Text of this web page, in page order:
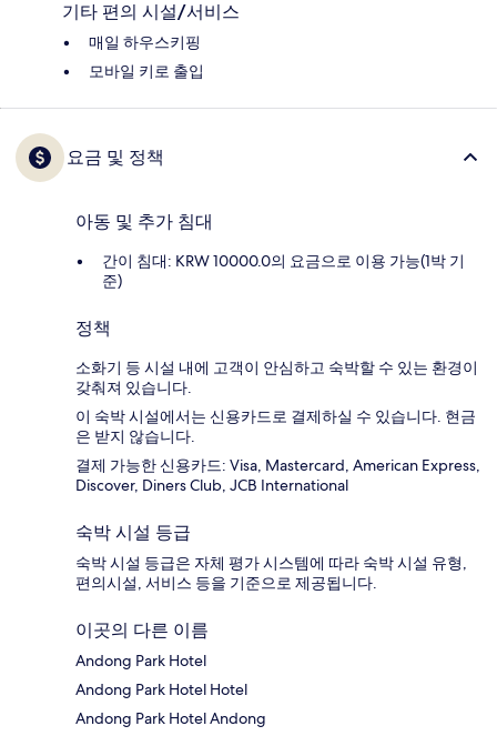
기타 편의 시설/서비스
매일 하우스키핑
모바일 키로 출입
요금 및 정책
아동 및 추가 침대
간이 침대: KRW 10000.0의 요금으로 이용 가능(1박 기
준)
정책
소화기 등 시설 내에 고객이 안심하고 숙박할 수 있는 환경이
갖춰져 있습니다.
이 숙박 시설에서는 신용카드로 결제하실 수 있습니다. 현금
은 받지 않습니다.
결제 가능한 신용카드: Visa, Mastercard, American Express,
Discover, Diners Club, JCB International
숙박 시설 등급
숙박 시설 등급은 자체 평가 시스템에 따라 숙박 시설 유형,
편의시설, 서비스 등을 기준으로 제공됩니다.
이곳의 다른 이름
Andong Park Hotel
Andong Park Hotel Hotel
Andong Park Hotel Andong